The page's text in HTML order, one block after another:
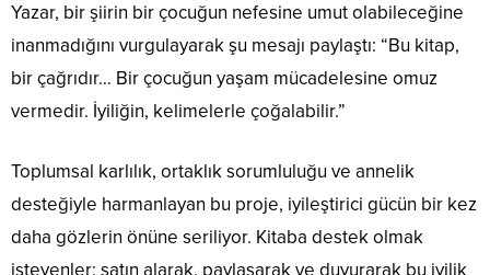
Yazar, bir şiirin bir çocuğun nefesine umut olabileceğine
inanmadığını vurgulayarak şu mesajı paylaştı: “Bu kitap,
bir çağrıdır… Bir çocuğun yaşam mücadelesine omuz
vermedir. İyiliğin, kelimelerle çoğalabilir.”
Toplumsal karlılık, ortaklık sorumluluğu ve annelik
desteğiyle harmanlayan bu proje, iyileştirici gücün bir kez
daha gözlerin önüne seriliyor. Kitaba destek olmak
isteyenler; satın alarak, paylaşarak ve duyurarak bu iyilik